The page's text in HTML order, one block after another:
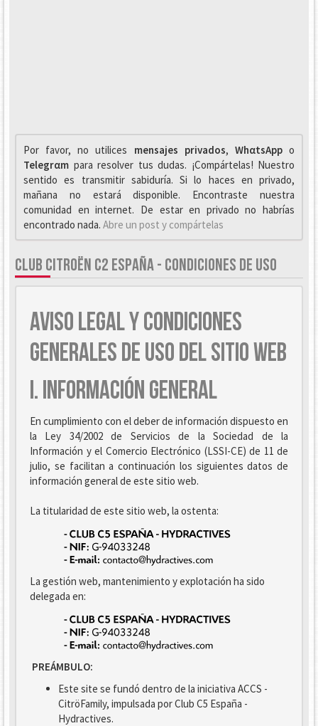
Por favor, no utilices mensajes privados, WhαtsAppo
Telegrαm para resolver tus dudas. ¡Compártelas! Nuestro
sentido es transmitir sabiduría. Si lo haces en privado,
mañana no estará disponible. Encontraste nuestra
comunidad en internet. De estar en privado no habrías
encontrado nada. Abre un post y compártelas
CLUB CITROËN C2 ESPAÑA - CONDICIONES DE USO
AVISO LEGAL Y CONDICIONES
GENERALES DE USO DEL SITIO WEB
I. INFORMACIÓN GENERAL
En cumplimiento con el deber de información dispuesto en
la Ley 34/2002 de Servicios de la Sociedad de la
Información y el Comercio Electrónico (LSSI-CE) de 11 de
julio, se facilitan a continuación los siguientes datos de
información general de este sitio web.
La titularidad de este sitio web, la ostenta:
La gestión web, mantenimiento y explotación ha sido
delegada en:
PREÁMBULO:
Este site se fundó dentro de la iniciativa ACCS -
CitröFamily, impulsada por Club C5 España -
Hydractives.